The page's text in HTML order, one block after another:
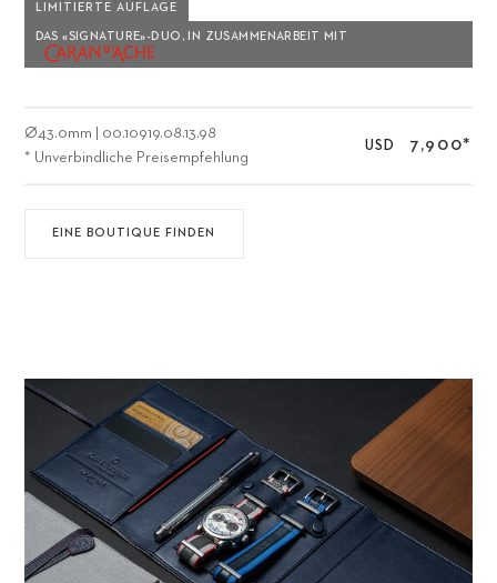
1970 Manufaktur-Chronographenwerk mit Flyback-Funktion.
LIMITIERTE AUFLAGE
DAS «SIGNATURE»-DUO, IN ZUSAMMENARBEIT MIT
Ø43.0mm
00.10919.08.13.98
* Unverbindliche Preisempfehlung
USD 7,900*
EINE BOUTIQUE FINDEN